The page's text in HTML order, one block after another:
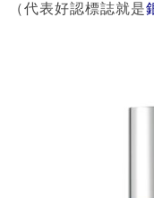
（代表好認標誌就是